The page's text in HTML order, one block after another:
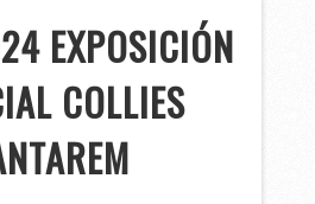
EXPOSICIÓN
COLLIES